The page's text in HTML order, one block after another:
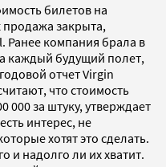
билетов на
закрыта,
Ранее компания брала в
каждый будущий полет,
отчет Virgin
что стоимость
000 за штуку, утверждает
интерес, не
хотят это сделать.
и надолго ли их хватит.